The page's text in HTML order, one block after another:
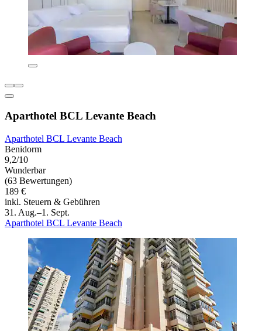
Aparthotel BCL Levante Beach
Aparthotel BCL Levante Beach
Benidorm
9,2/10
Wunderbar
(63 Bewertungen)
189 €
inkl. Steuern & Gebühren
31. Aug.–1. Sept.
Aparthotel BCL Levante Beach